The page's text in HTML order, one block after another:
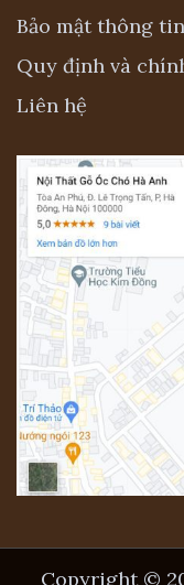
phòng ngủ
Một số loại gỗ
như gỗ gõ đỏ,
Bảo mật thông tin
Quy định và
Liên hệ
Copyright ©